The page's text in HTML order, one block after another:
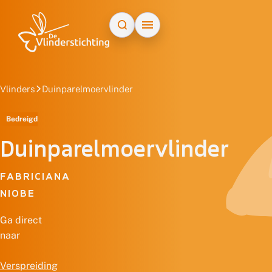
Vlinders Duinparelmoervlinder
Bedreigd
Duinparelmoervlinder
FABRICIANA
NIOBE
Ga direct
naar
Verspreiding